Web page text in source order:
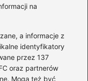
na
a informacje z
identyfikatory
przez 137
oraz partnerów
Mogą też być